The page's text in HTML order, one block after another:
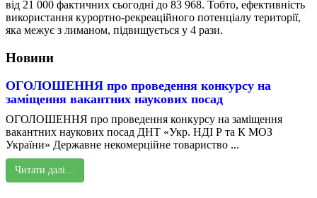
від 21 000 фактичних сьогодні до 83 968. Тобто, ефективність
використання курортно-рекреаційного потенціалу території,
яка межує з лиманом, підвищується у 4 рази.
Новини
ОГОЛОШЕННЯ про проведення конкурсу на
заміщення вакантних наукових посад
ОГОЛОШЕННЯ про проведення конкурсу на заміщення
вакантних наукових посад ДНТ «Укр. НДІ Р та К МОЗ
України» Державне некомерційне товариство ...
Читати далі…